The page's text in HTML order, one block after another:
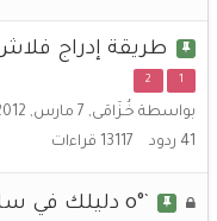
طريقة إدراج
1
2
بواسطة خُـزَامَى, 7 مارس, 2012
41 ردود 13117 قراءات
`°o دليلك في ساحة الفلاشات o°´